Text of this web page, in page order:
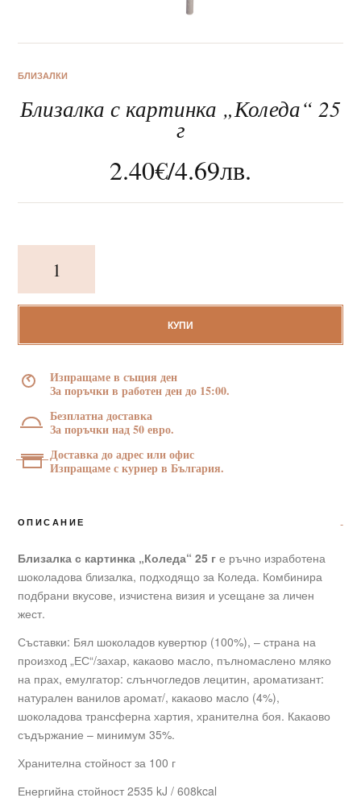
За нас
БЛИЗАЛКИ
Близалка с картинка „Коледа“ 25
г
2.40€/4.69лв.
Близалка
с
„Коледа“
КУПИ
Изпращаме в същия ден
За поръчки в работен ден до 15:00.
Безплатна доставка
За поръчки над 50 евро.
Доставка до адрес или офис
Изпращаме с куриер в България.
ОПИСАНИЕ
Близалка с картинка „Коледа“ 25 г е ръчно изработена
шоколадова близалка, подходящо за Коледа. Комбинира
подбрани вкусове, изчистена визия и усещане за личен
жест.
Съставки: Бял шоколадов кувертюр (100%), – страна на
произход „ЕС“/захар, какаово масло, пълномаслено мляко
на прах, емулгатор: слънчогледов лецитин, ароматизант:
натурален ванилов аромат/, какаово масло (4%),
шоколадова трансферна хартия, хранителна боя. Какаово
съдържание – минимум 35%.
Хранителна стойност за 100 г
Енергийна стойност 2535 kJ / 608kcal